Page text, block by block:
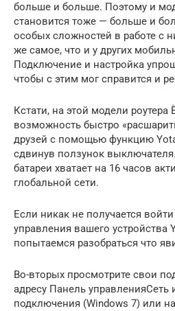
больше и больше. Поэтому и
становится тоже — больше и
особых сложностей в работе с
же самое, что и у других
Подключение и настройка
чтобы с этим мог справится и
Кстати, на этой модели роутера
возможность быстро
друзей с помощью функцию
сдвинув ползунок
батареи хватает на 16 часов
глобальной сети.
Если никак не получается
управления вашего устройства
попытаемся разобраться что
Во-вторых просмотрите свои
адресу Панель управленияСеть
подключения (Windows 7) или